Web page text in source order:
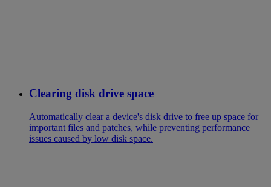
Clearing disk drive space
Automatically clear a device's disk drive to free up space for
important files and patches, while preventing performance
issues caused by low disk space.